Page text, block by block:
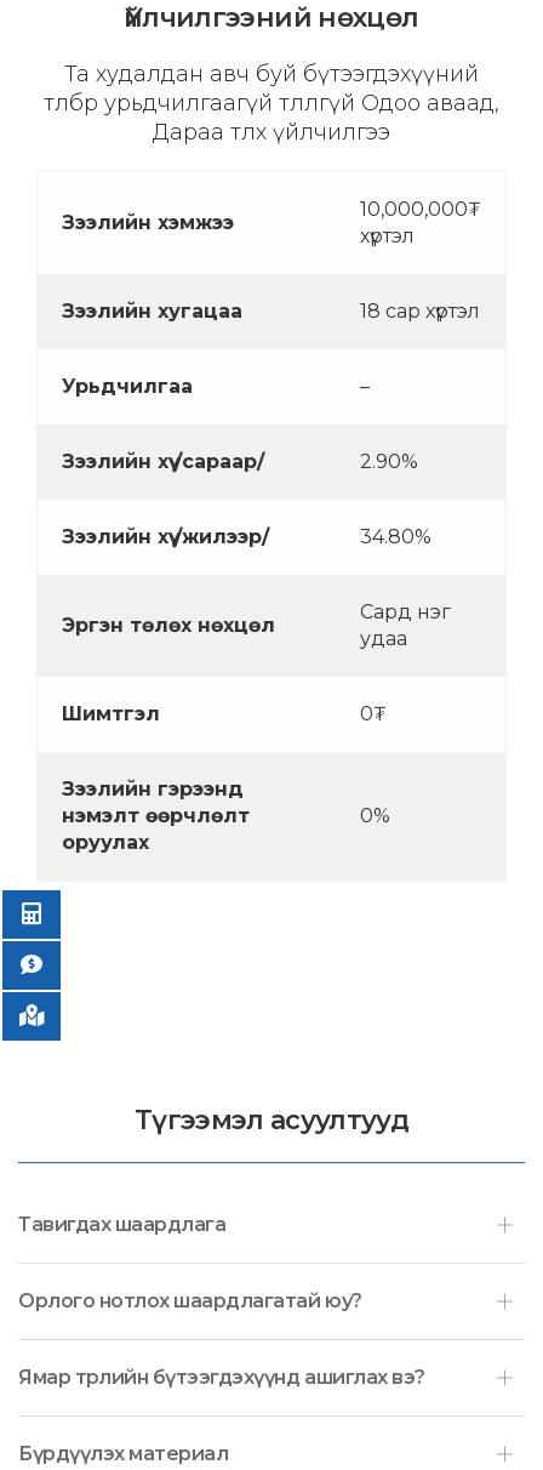
Үйлчилгээний нөхцөл
Та худалдан авч буй бүтээгдэхүүний
төлбөрөө урьдчилгаагүй төлөлгүй Одоо аваад,
Дараа төлөх үйлчилгээ
Зээлийн хэмжээ
10,000,000₮
хүртэл
Зээлийн хугацаа 18 сар хүртэл
Урьдчилгаа –
Зээлийн хүү /сараар/ 2.90%
Зээлийн хүү /жилээр/ 34.80%
Эргэн төлөх нөхцөл
Сард нэг
удаа
Шимтгэл 0₮
Зээлийн гэрээнд
нэмэлт өөрчлөлт
оруулах
0%
Түгээмэл асуултууд
Тавигдах шаардлага
Орлого нотлох шаардлагатай юу?
Ямар төрлийн бүтээгдэхүүнд ашиглах вэ?
Бүрдүүлэх материал